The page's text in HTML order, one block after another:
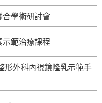
合學術研討會
示範治療課程
形外科內視鏡隆乳示範手